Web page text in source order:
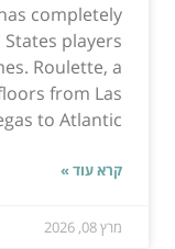
completely
players
Roulette, a
from Las
to Atlantic...
קרא עוד »
מרץ 08, 2026